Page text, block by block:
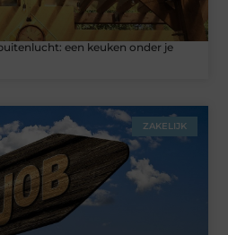
een keuken onder je
ZAKELIJK